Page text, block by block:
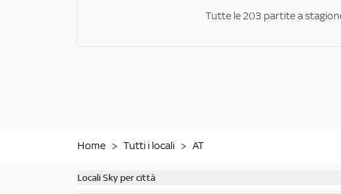
Tutte le 203 partite a
Home > Tutti i locali > AT
Locali Sky per città